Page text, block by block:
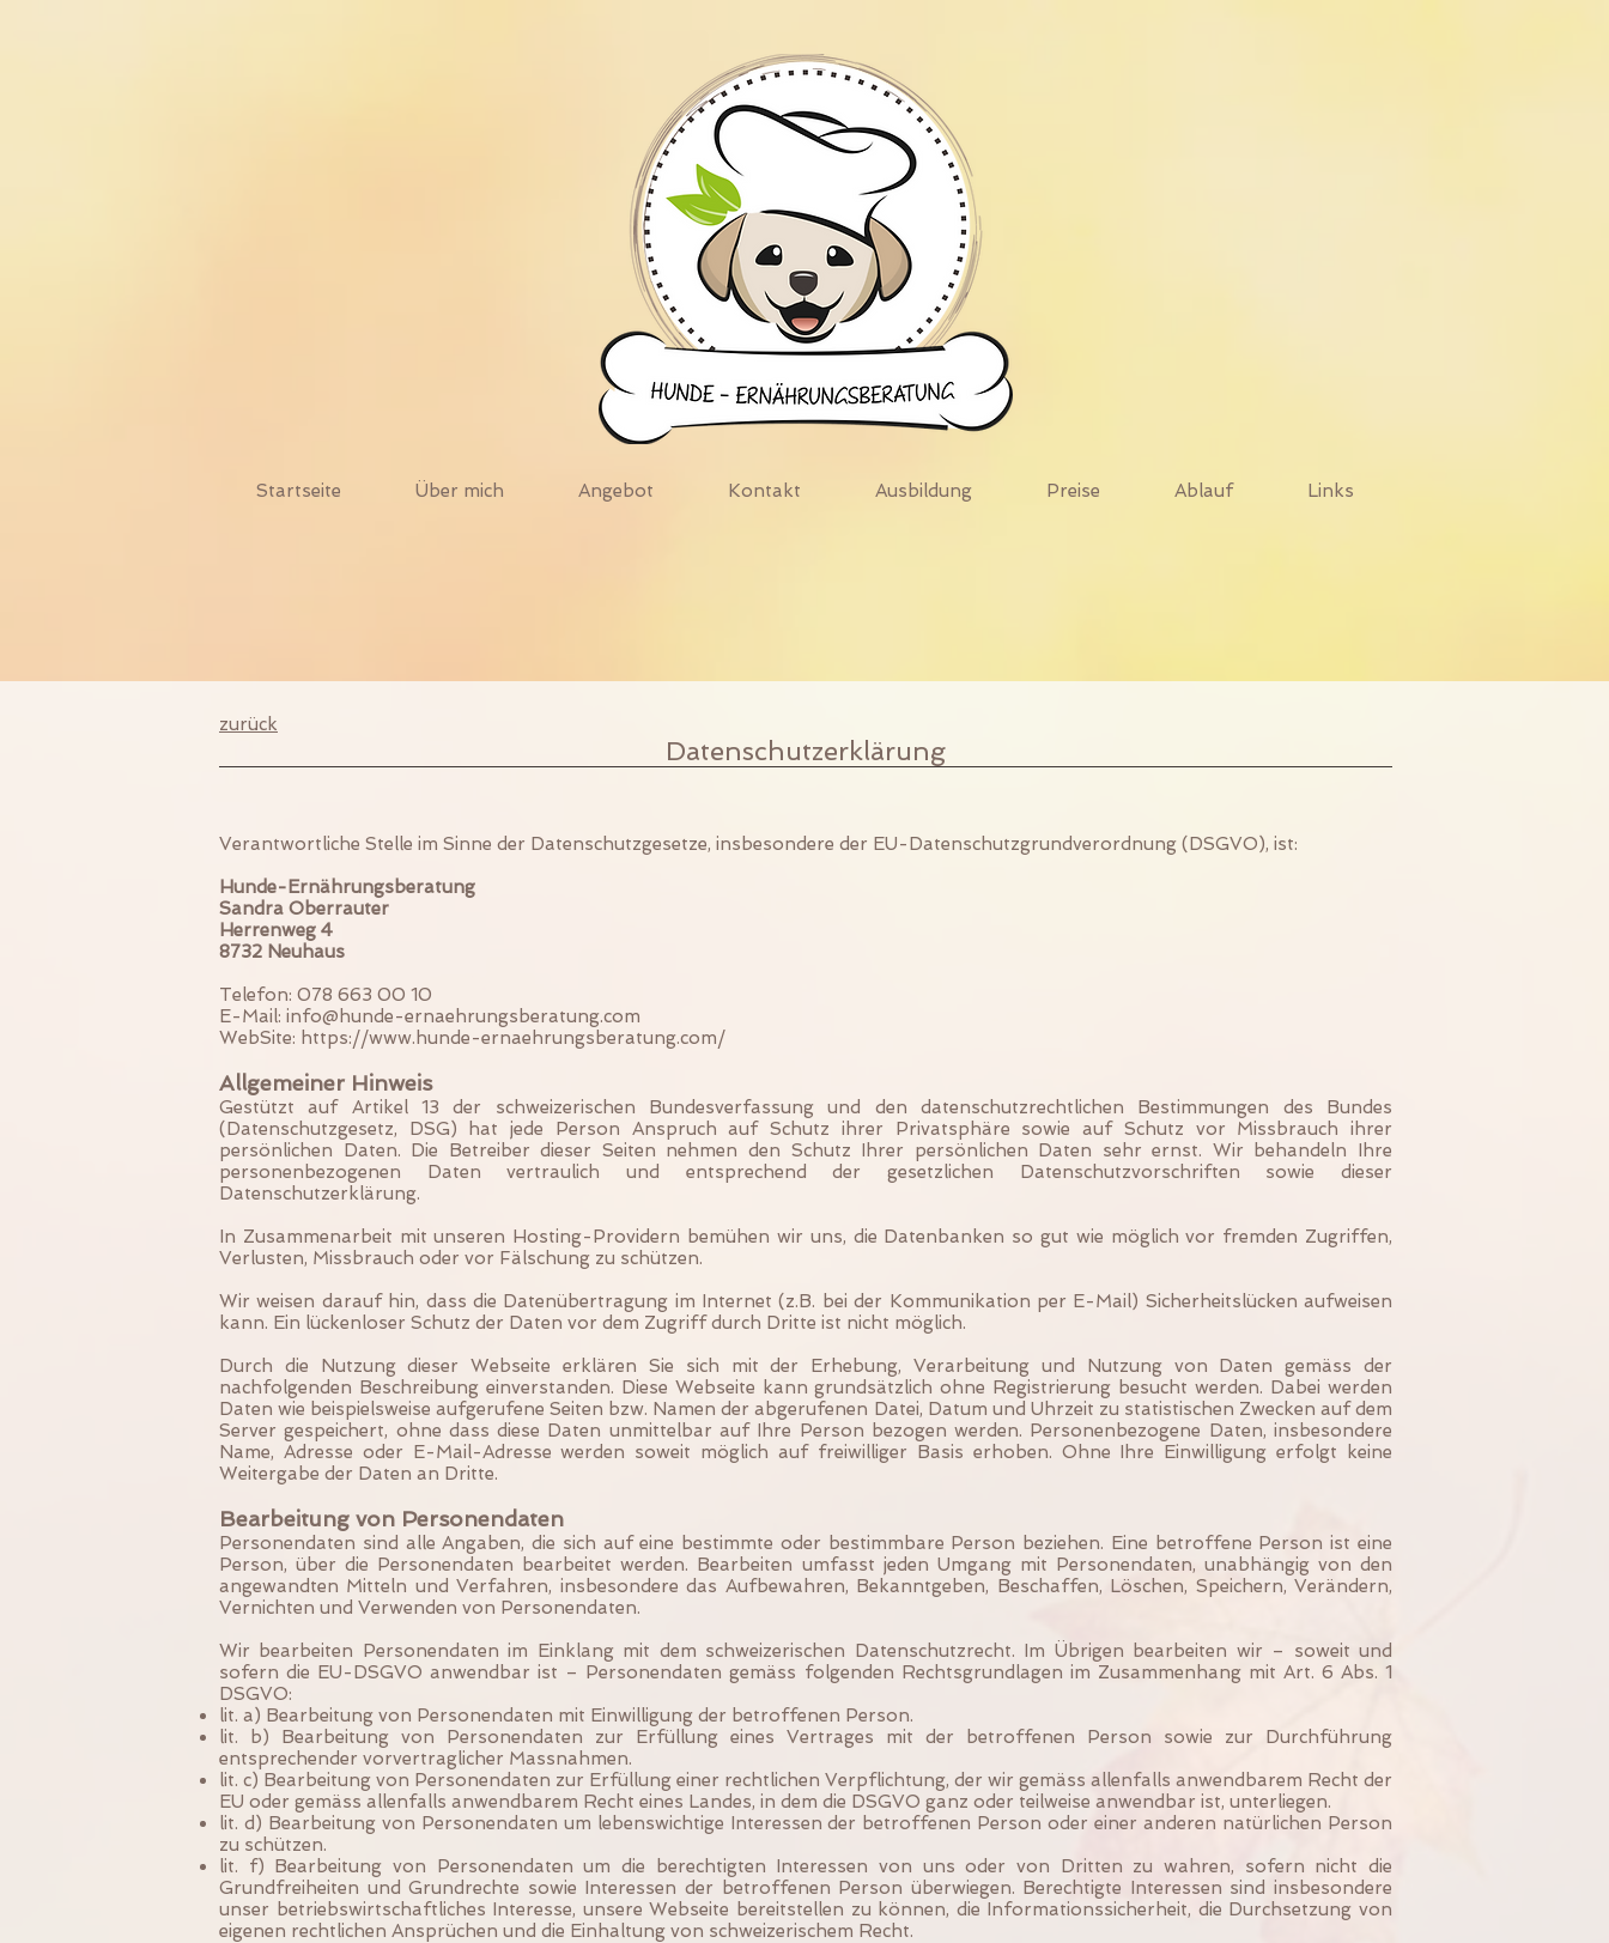
Startseite Über mich Angebot Kontakt Ausbildung Preise Ablauf Links
zurück
Datenschutzerklärung
Verantwortliche Stelle im Sinne der Datenschutzgesetze, insbesondere der EU-Datenschutzgrundverordnung (DSGVO), ist:
Hunde-Ernährungsberatung
Sandra Oberrauter
Herrenweg 4
8732 Neuhaus
Telefon: 078 663 00 10
E-Mail: info@hunde-ernaehrungsberatung.com
WebSite: https://www.hunde-ernaehrungsberatung.com/
Allgemeiner Hinweis
Gestützt auf Artikel 13 der schweizerischen Bundesverfassung und den datenschutzrechtlichen Bestimmungen des Bundes
(Datenschutzgesetz, DSG) hat jede Person Anspruch auf Schutz ihrer Privatsphäre sowie auf Schutz vor Missbrauch ihrer
persönlichen Daten. Die Betreiber dieser Seiten nehmen den Schutz Ihrer persönlichen Daten sehr ernst. Wir behandeln Ihre
personenbezogenen Daten vertraulich und entsprechend der gesetzlichen Datenschutzvorschriften sowie dieser
Datenschutzerklärung.
In Zusammenarbeit mit unseren Hosting-Providern bemühen wir uns, die Datenbanken so gut wie möglich vor fremden Zugriffen,
Verlusten, Missbrauch oder vor Fälschung zu schützen.
Wir weisen darauf hin, dass die Datenübertragung im Internet (z.B. bei der Kommunikation per E-Mail) Sicherheitslücken aufweisen
kann. Ein lückenloser Schutz der Daten vor dem Zugriff durch Dritte ist nicht möglich.
Durch die Nutzung dieser Webseite erklären Sie sich mit der Erhebung, Verarbeitung und Nutzung von Daten gemäss der
nachfolgenden Beschreibung einverstanden. Diese Webseite kann grundsätzlich ohne Registrierung besucht werden. Dabei werden
Daten wie beispielsweise aufgerufene Seiten bzw. Namen der abgerufenen Datei, Datum und Uhrzeit zu statistischen Zwecken auf dem
Server gespeichert, ohne dass diese Daten unmittelbar auf Ihre Person bezogen werden. Personenbezogene Daten, insbesondere
Name, Adresse oder E-Mail-Adresse werden soweit möglich auf freiwilliger Basis erhoben. Ohne Ihre Einwilligung erfolgt keine
Weitergabe der Daten an Dritte.
Bearbeitung von Personendaten
Personendaten sind alle Angaben, die sich auf eine bestimmte oder bestimmbare Person beziehen. Eine betroffene Person ist eine
Person, über die Personendaten bearbeitet werden. Bearbeiten umfasst jeden Umgang mit Personendaten, unabhängig von den
angewandten Mitteln und Verfahren, insbesondere das Aufbewahren, Bekanntgeben, Beschaffen, Löschen, Speichern, Verändern,
Vernichten und Verwenden von Personendaten.
Wir bearbeiten Personendaten im Einklang mit dem schweizerischen Datenschutzrecht. Im Übrigen bearbeiten wir – soweit und
sofern die EU-DSGVO anwendbar ist – Personendaten gemäss folgenden Rechtsgrundlagen im Zusammenhang mit Art. 6 Abs. 1
DSGVO:
lit. a) Bearbeitung von Personendaten mit Einwilligung der betroffenen Person.
lit. b) Bearbeitung von Personendaten zur Erfüllung eines Vertrages mit der betroffenen Person sowie zur Durchführung
entsprechender vorvertraglicher Massnahmen.
lit. c) Bearbeitung von Personendaten zur Erfüllung einer rechtlichen Verpflichtung, der wir gemäss allenfalls anwendbarem Recht der
EU oder gemäss allenfalls anwendbarem Recht eines Landes, in dem die DSGVO ganz oder teilweise anwendbar ist, unterliegen.
lit. d) Bearbeitung von Personendaten um lebenswichtige Interessen der betroffenen Person oder einer anderen natürlichen Person
zu schützen.
lit. f) Bearbeitung von Personendaten um die berechtigten Interessen von uns oder von Dritten zu wahren, sofern nicht die
Grundfreiheiten und Grundrechte sowie Interessen der betroffenen Person überwiegen. Berechtigte Interessen sind insbesondere
unser betriebswirtschaftliches Interesse, unsere Webseite bereitstellen zu können, die Informationssicherheit, die Durchsetzung von
eigenen rechtlichen Ansprüchen und die Einhaltung von schweizerischem Recht.